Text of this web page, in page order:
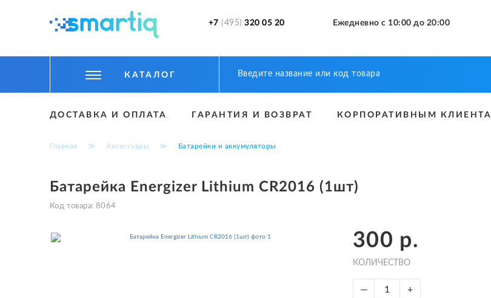
+7 (495) 320 05 20 Ежедневно с 10:00 до 20:00
КАТАЛОГ
ТОВАРЫ ДЛЯ АВТО
ДОСТАВКА И ОПЛАТА ГАРАНТИЯ И ВОЗВРАТ КОРПОРАТИВНЫМ
Главная ≫ Аксессуары ≫ Батарейки и аккумуляторы
Батарейка Energizer Lithium CR2016 (1шт)
Код товара: 8064
300 р.
КОЛИЧЕСТВО
— +